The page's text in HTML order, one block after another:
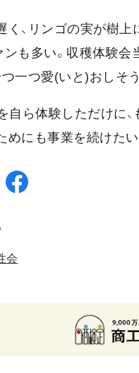
、リンゴの実が樹
ンも多い。収穫体験
一つ愛(いと)おしそ
自ら体験しただけ
にも事業を続けたい
会